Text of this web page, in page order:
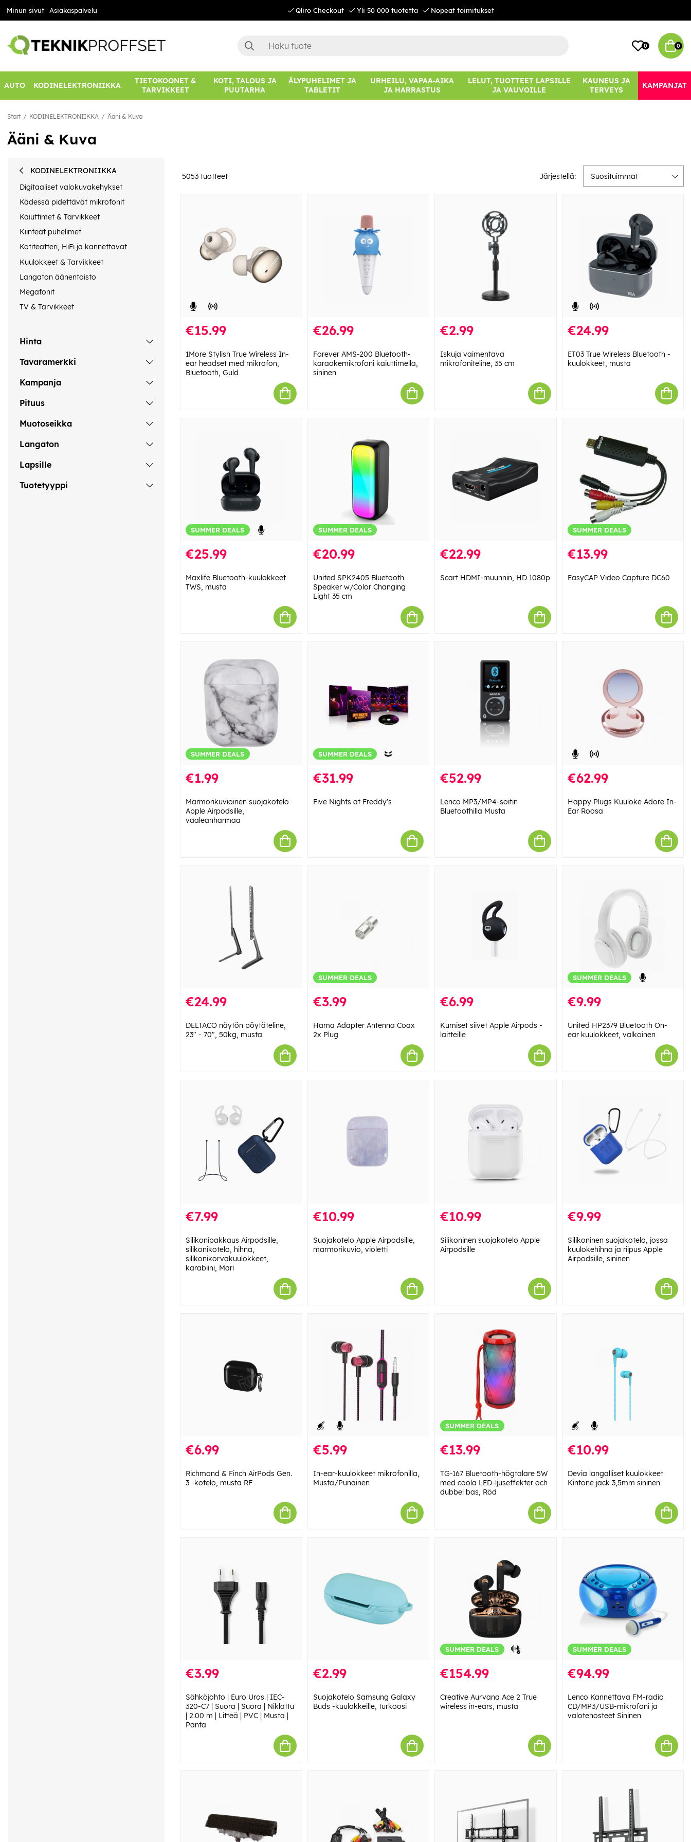
Minun sivut Asiakaspalvelu Qliro Checkout Yli 50 000 tuotetta Nopeat toimitukset
0 0
AUTO KODINELEKTRONIIKKA
TIETOKOONET &
TARVIKKEET
KOTI, TALOUS JA
PUUTARHA
ÄLYPUHELIMET JA
TABLETIT
URHEILU, VAPAA-AIKA
JA HARRASTUS
LELUT, TUOTTEET LAPSILLE
JA VAUVOILLE
KAUNEUS JA
TERVEYS
KAMPANJAT
Start KODINELEKTRONIIKKA Ääni & Kuva
Ääni & Kuva
KODINELEKTRONIIKKA
Digitaaliset valokuvakehykset
Kädessä pidettävät mikrofonit
Kaiuttimet & Tarvikkeet
Kiinteät puhelimet
Kotiteatteri, HiFi ja kannettavat
Kuulokkeet & Tarvikkeet
Langaton äänentoisto
Megafonit
TV & Tarvikkeet
Hinta
Tavaramerkki
Kampanja
Pituus
Muotoseikka
Langaton
Lapsille
Tuotetyyppi
5053 tuotteet Järjestellä: Suosituimmat
€15.99
1More Stylish True Wireless In-
ear headset med mikrofon,
Bluetooth, Guld
€26.99
Forever AMS-200 Bluetooth-
karaokemikrofoni kaiuttimella,
sininen
€2.99
Iskuja vaimentava
mikrofoniteline, 35 cm
€24.99
ET03 True Wireless Bluetooth -
kuulokkeet, musta
SUMMER DEALS
€25.99
Maxlife Bluetooth-kuulokkeet
TWS, musta
SUMMER DEALS
€20.99
United SPK2405 Bluetooth
Speaker w/Color Changing
Light 35 cm
€22.99
Scart HDMI-muunnin, HD 1080p
SUMMER DEALS
€13.99
EasyCAP Video Capture DC60
SUMMER DEALS
€1.99
Marmorikuvioinen suojakotelo
Apple Airpodsille,
vaaleanharmaa
SUMMER DEALS
€31.99
Five Nights at Freddy's
€52.99
Lenco MP3/MP4-soitin
Bluetoothilla Musta
€62.99
Happy Plugs Kuuloke Adore In-
Ear Roosa
€24.99
DELTACO näytön pöytäteline,
23" - 70", 50kg, musta
SUMMER DEALS
€3.99
Hama Adapter Antenna Coax
2x Plug
€6.99
Kumiset siivet Apple Airpods -
laitteille
SUMMER DEALS
€9.99
United HP2379 Bluetooth On-
ear kuulokkeet, valkoinen
€7.99
Silikonipakkaus Airpodsille,
silikonikotelo, hihna,
silikonikorvakuulokkeet,
karabiini, Mari
€10.99
Suojakotelo Apple Airpodsille,
marmorikuvio, violetti
€10.99
Silikoninen suojakotelo Apple
Airpodsille
€9.99
Silikoninen suojakotelo, jossa
kuulokehihna ja riipus Apple
Airpodsille, sininen
€6.99
Richmond & Finch AirPods Gen.
3 -kotelo, musta RF
€5.99
In-ear-kuulokkeet mikrofonilla,
Musta/Punainen
SUMMER DEALS
€13.99
TG-167 Bluetooth-högtalare 5W
med coola LED-ljuseffekter och
dubbel bas, Röd
€10.99
Devia langalliset kuulokkeet
Kintone jack 3,5mm sininen
€3.99
Sähköjohto | Euro Uros | IEC-
320-C7 | Suora | Suora | Niklattu
| 2.00 m | Litteä | PVC | Musta |
Panta
€2.99
Suojakotelo Samsung Galaxy
Buds -kuulokkeille, turkoosi
SUMMER DEALS
€154.99
Creative Aurvana Ace 2 True
wireless in-ears, musta
SUMMER DEALS
€94.99
Lenco Kannettava FM-radio
CD/MP3/USB-mikrofoni ja
valotehosteet Sininen